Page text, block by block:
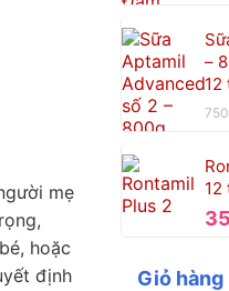
mẹ
hoặc
định
–
12
12
Giỏ hàng